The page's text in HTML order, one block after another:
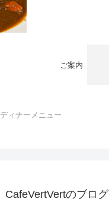
ご案内
ディナーメニュー
CafeVertVertのブログ